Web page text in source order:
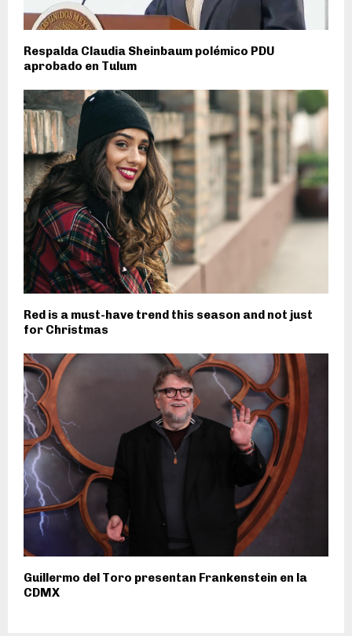
Respalda Claudia Sheinbaum polémico PDU
aprobado en Tulum
Red is a must-have trend this season and not just
for Christmas
Guillermo del Toro presentan Frankenstein en la
CDMX